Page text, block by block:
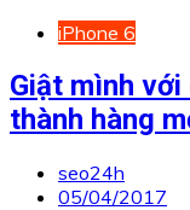
iPhone 6
Giật mình
thành hàng
seo24h
05/04/2017